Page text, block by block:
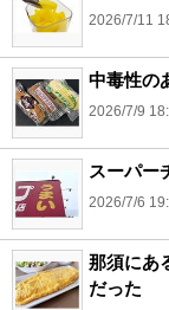
2026/7/11
中毒性の
2026/7/9
スーパー
2026/7/6
那須にあ
だった